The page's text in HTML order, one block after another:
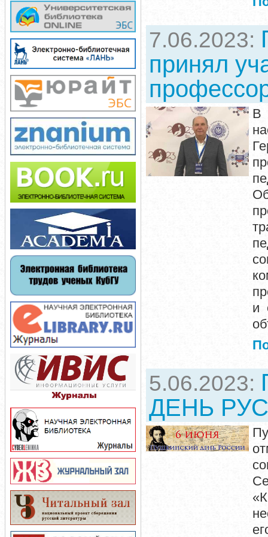
7.06.2023:
принял
В
и
5.06.2023:
ДЕНЬ